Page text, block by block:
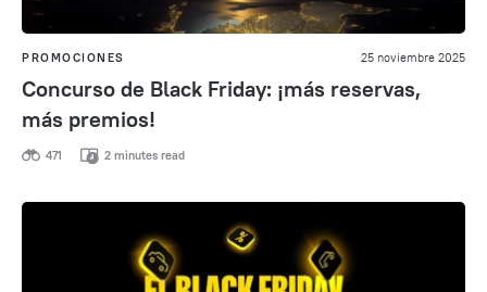
PROMOCIONES 25 noviembre 2025
Concurso de Black Friday: ¡más reservas,
más premios!
471 2 minutes read